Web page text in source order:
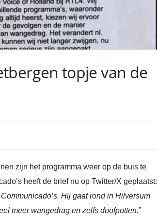
topje van de
zijn het programma weer op de buis te
heeft de brief nu op Twitter/X geplaatst:
Hij gaat rond in Hilversum
meer wangedrag en zelfs doofpotten.”